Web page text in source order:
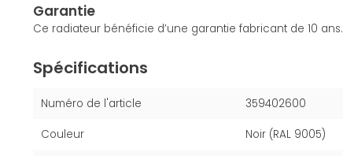
Garantie
Ce radiateur bénéficie d’une garantie fabricant de 10 ans.
Spécifications
Numéro de l'article 359402600
Couleur Noir (RAL 9005)